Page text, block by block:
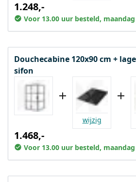
1.248,-
Voor 13.00 uur besteld,
Douchecabine 120x90 cm +
sifon
wijzig
1.468,-
Voor 13.00 uur besteld,